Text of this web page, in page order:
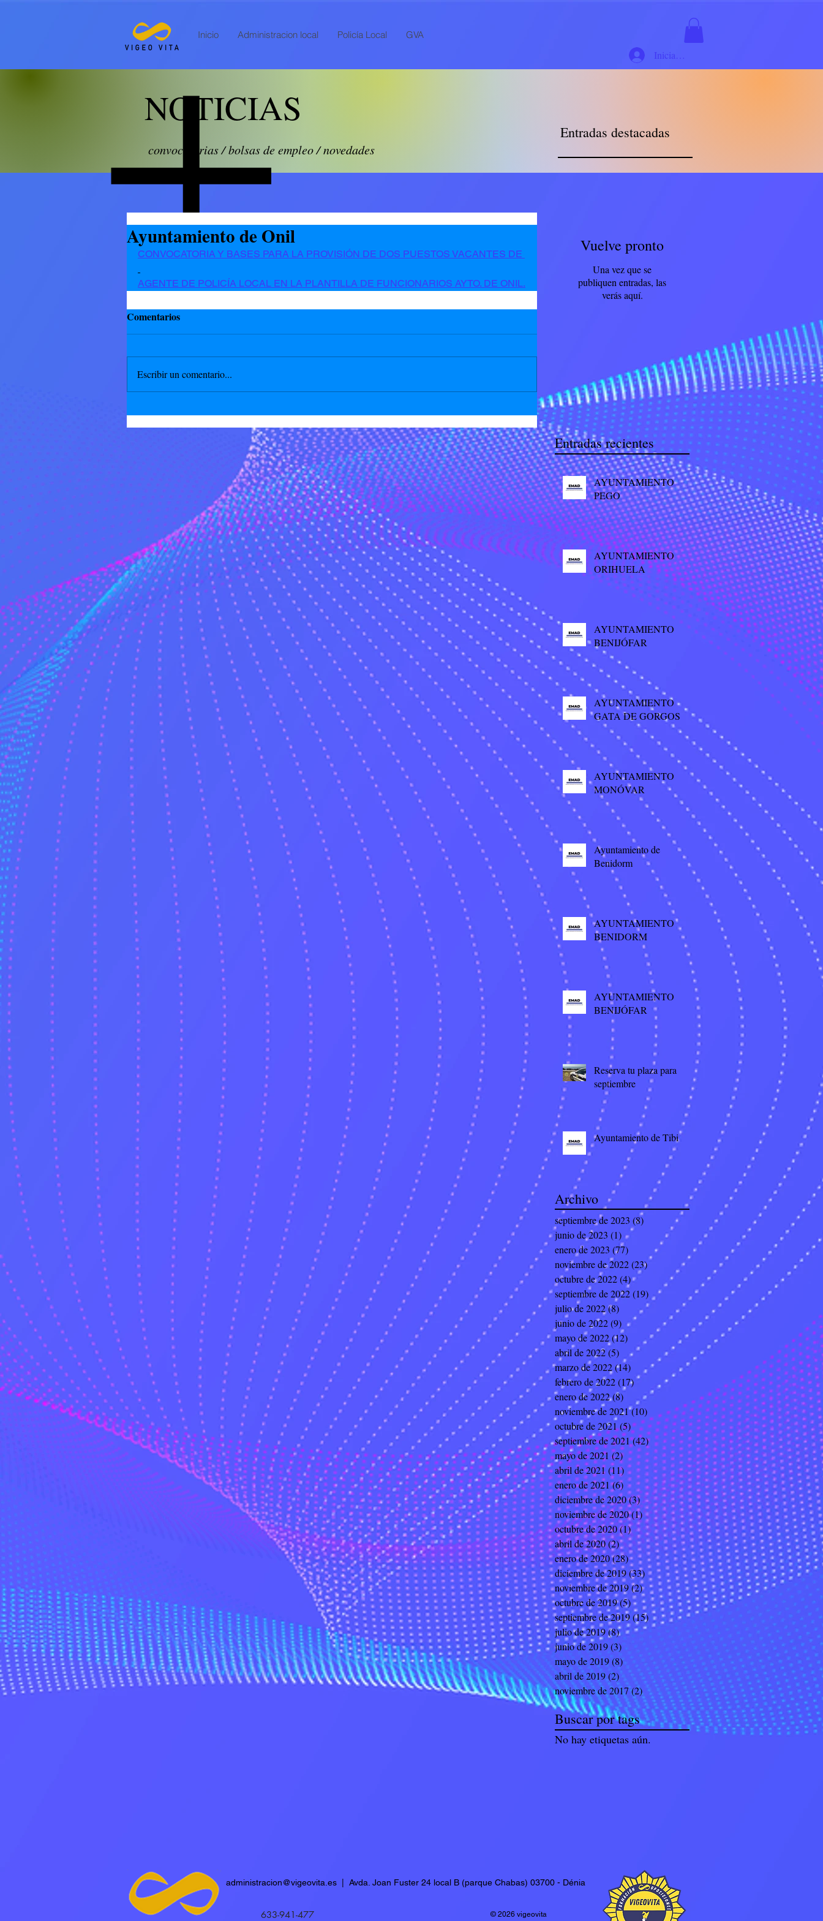
Inicio Administracion local Policía Local GVA
Iniciar sesión
NOTICIAS
Entradas destacadas
convocatorias / bolsas de empleo / novedades
Ayuntamiento de Onil
CONVOCATORIA Y BASES PARA LA PROVISIÓN DE DOS PUESTOS VACANTES DE
AGENTE DE POLICÍA LOCAL EN LA PLANTILLA DE FUNCIONARIOS AYTO. DE ONIL.
Comentarios
Escribir un comentario...
Vuelve pronto
Una vez que se
publiquen entradas, las
verás aquí.
Entradas recientes
AYUNTAMIENTO
PEGO
AYUNTAMIENTO
ORIHUELA
AYUNTAMIENTO
BENIJÓFAR
AYUNTAMIENTO
GATA DE GORGOS
AYUNTAMIENTO
MONÓVAR
Ayuntamiento de
Benidorm
AYUNTAMIENTO
BENIDORM
AYUNTAMIENTO
BENIJÓFAR
Reserva tu plaza para
septiembre
Ayuntamiento de Tibi
Archivo
septiembre de 2023 (8) 8 entradas
junio de 2023 (1) 1 entrada
enero de 2023 (77) 77 entradas
noviembre de 2022(23)23 entradas
octubre de 2022(4)4 entradas
septiembre de 2022(19) 19 entradas
julio de 2022(8) 8 entradas
junio de 2022(9) 9 entradas
mayo de 2022(12) 12 entradas
abril de 2022(5) 5 entradas
marzo de 2022(14) 14 entradas
febrero de 2022(17)17 entradas
enero de 2022(8) 8 entradas
noviembre de 2021(10) 10 entradas
octubre de 2021(5)5 entradas
septiembre de 2021(42)42 entradas
mayo de 2021 (2)2 entradas
abril de 2021(11) 11 entradas
enero de 2021 (6) 6 entradas
diciembre de 2020(3)3 entradas
noviembre de 2020(1)1 entrada
octubre de 2020(1)1 entrada
abril de 2020(2)2 entradas
enero de 2020(28)28 entradas
diciembre de 2019(33) 33 entradas
noviembre de 2019(2)2 entradas
octubre de 2019(5)5 entradas
septiembre de 2019(15) 15 entradas
julio de 2019(8)8 entradas
junio de 2019(3) 3 entradas
mayo de 2019(8)8 entradas
abril de 2019(2)2 entradas
noviembre de 2017(2)2 entradas
Buscar por tags
No hay etiquetas aún.
administracion@vigeovita.es| Avda. Joan Fuster 24 local B (parque Chabas) 03700 - Dénia
© 2026 vigeovita
633-941-477